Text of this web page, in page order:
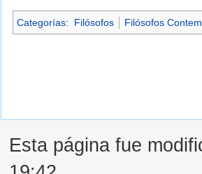
Categorías: Filósofos Filósofos
Esta página fue